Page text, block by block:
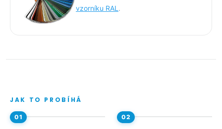
vzorníku RAL .
JAK TO PROBÍHÁ